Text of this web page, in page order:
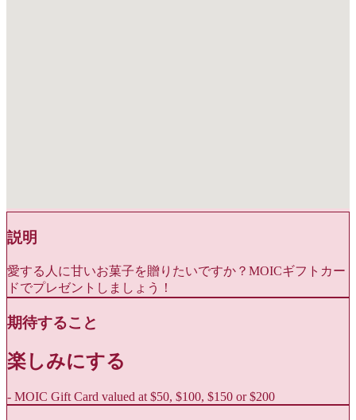
説明
愛する人に甘いお菓子を贈りたいですか？MOICギフトカー
ドでプレゼントしましょう！
期待すること
楽しみにする
- MOIC Gift Card valued at $50, $100, $150 or $200